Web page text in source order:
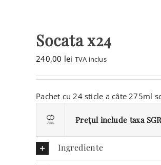
Socata x24
240,00 lei TVA inclus
Pachet cu 24 sticle a câte 275ml
Prețul include taxa
Ingrediente